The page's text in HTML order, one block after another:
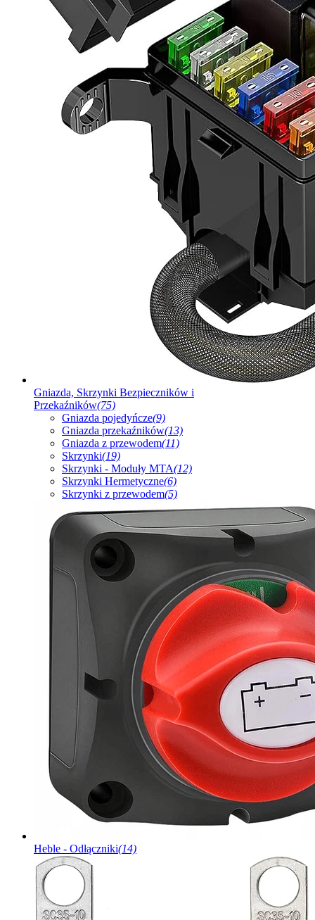
Gniazda, Skrzynki Bezpieczników i
Przekaźników(75)
Gniazda pojedyńcze(9)
Gniazda przekaźników(13)
Gniazda z przewodem(11)
Skrzynki(19)
Skrzynki - Moduły MTA(12)
Skrzynki Hermetyczne(6)
Skrzynki z przewodem(5)
Heble - Odłączniki(14)